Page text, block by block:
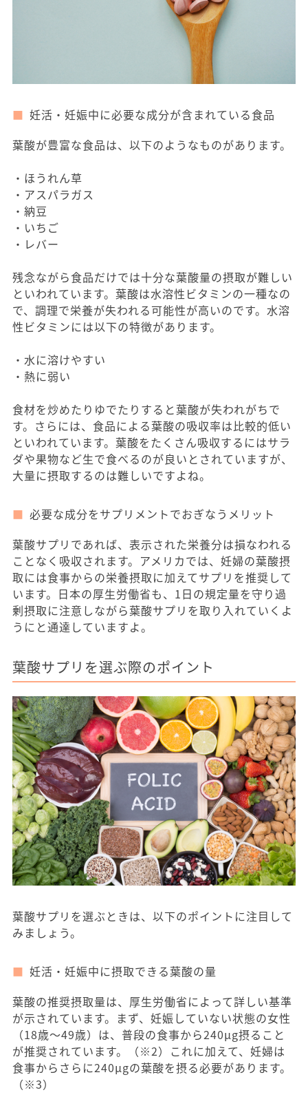
妊活・妊娠中に必要な成分が含まれている食品
葉酸が豊富な食品は、以下のようなものがあります。
・ほうれん草
・アスパラガス
・納豆
・いちご
・レバー
残念ながら食品だけでは十分な葉酸量の摂取が難しい
といわれています。葉酸は水溶性ビタミンの一種なの
で、調理で栄養が失われる可能性が高いのです。水溶
性ビタミンには以下の特徴があります。
・水に溶けやすい
・熱に弱い
食材を炒めたりゆでたりすると葉酸が失われがちで
す。さらには、食品による葉酸の吸収率は比較的低い
といわれています。葉酸をたくさん吸収するにはサラ
ダや果物など生で食べるのが良いとされていますが、
大量に摂取するのは難しいですよね。
必要な成分をサプリメントでおぎなうメリット
葉酸サプリであれば、表示された栄養分は損なわれる
ことなく吸収されます。アメリカでは、妊婦の葉酸摂
取には食事からの栄養摂取に加えてサプリを推奨して
います。日本の厚生労働省も、1日の規定量を守り過
剰摂取に注意しながら葉酸サプリを取り入れていくよ
うにと通達していますよ。
葉酸サプリを選ぶ際のポイント
葉酸サプリを選ぶときは、以下のポイントに注目して
みましょう。
妊活・妊娠中に摂取できる葉酸の量
葉酸の推奨摂取量は、厚生労働省によって詳しい基準
が示されています。まず、妊娠していない状態の女性
（18歳〜49歳）は、普段の食事から240μg摂ること
が推奨されています。（※2）これに加えて、妊婦は
食事からさらに240μgの葉酸を摂る必要があります。
（※3）